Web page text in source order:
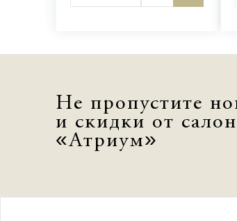
Не пропустите
и скидки от
«Атриум»